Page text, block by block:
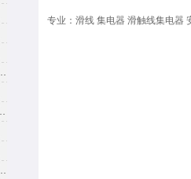
线电源指示灯厂家
LED-B LED-C
电源指示灯出厂价格
专业：滑线 集电器 滑触线集电器